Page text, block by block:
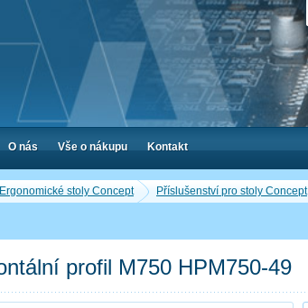
Ergonomické stoly Concept Příslušenství pro stoly Concept
profil M750 HPM750-49
O nás Vše o nákupu Kontakt